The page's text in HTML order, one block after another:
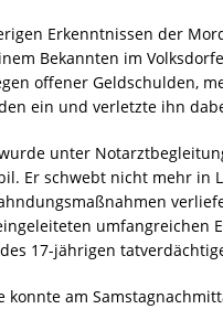
Erkenntnissen der
Bekannten im
offener Geldschulden,
ein und verletzte ihn
unter
Er schwebt nicht mehr in
umfangreichen
17-jährigen
konnte am